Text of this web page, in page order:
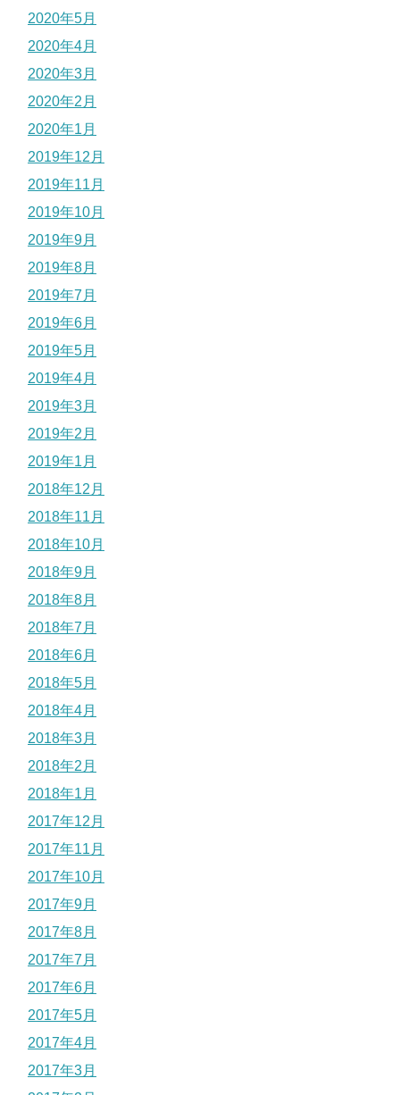
2020年5月
2020年4月
2020年3月
2020年2月
2020年1月
2019年12月
2019年11月
2019年10月
2019年9月
2019年8月
2019年7月
2019年6月
2019年5月
2019年4月
2019年3月
2019年2月
2019年1月
2018年12月
2018年11月
2018年10月
2018年9月
2018年8月
2018年7月
2018年6月
2018年5月
2018年4月
2018年3月
2018年2月
2018年1月
2017年12月
2017年11月
2017年10月
2017年9月
2017年8月
2017年7月
2017年6月
2017年5月
2017年4月
2017年3月